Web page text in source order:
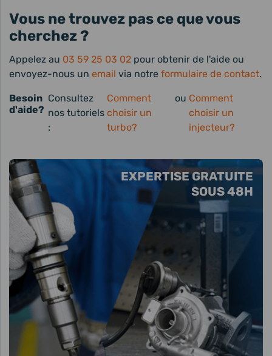
EXPERTISE GRATUITE
SOUS 48H
Vous ne trouvez pas ce que vous
cherchez ?
Appelez au 03 59 25 03 02 pour obtenir de l'aide ou
envoyez-nous un email via notre formulaire de contact.
Besoin
d'aide?
Consultez
nos tutoriels
:
Comment
choisir un
turbo?
ou Comment
choisir un
injecteur?